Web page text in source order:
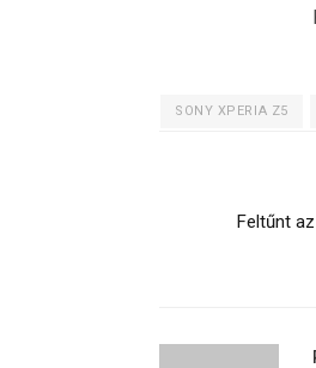
SONY XPERIA Z5
Feltűnt